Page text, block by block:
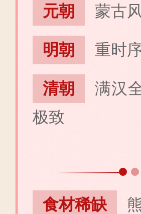
元朝 蒙古
明朝 重时
清朝
满汉
极致
食材稀缺